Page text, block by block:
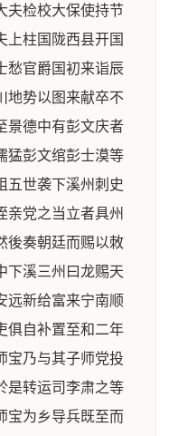
夫检校大保使持节
上柱国陇西县开国
愁官爵国初来诣辰
地势以图来献卒不
景德中有彭文庆者
猛彭文绾彭士漠等
五世袭下溪州刺史
亲党之当立者具州
後奏朝廷而赐以敇
下溪三州曰龙赐天
远新给富来宁南顺
俱自补置至和二年
宝乃与其子师党投
是转运司李肃之等
宝为乡导兵既至而